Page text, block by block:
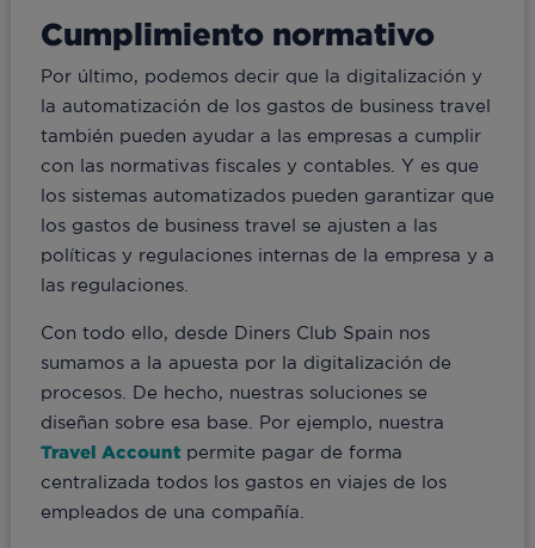
Cumplimiento normativo
Por último, podemos decir que la digitalización y
la automatización de los gastos de business travel
también pueden ayudar a las empresas a cumplir
con las normativas fiscales y contables. Y es que
los sistemas automatizados pueden garantizar que
los gastos de business travel se ajusten a las
políticas y regulaciones internas de la empresa y a
las regulaciones.
Con todo ello, desde Diners Club Spain nos
sumamos a la apuesta por la digitalización de
procesos. De hecho, nuestras soluciones se
diseñan sobre esa base. Por ejemplo, nuestra
Travel Accountpermite pagar de forma
centralizada todos los gastos en viajes de los
empleados de una compañía.